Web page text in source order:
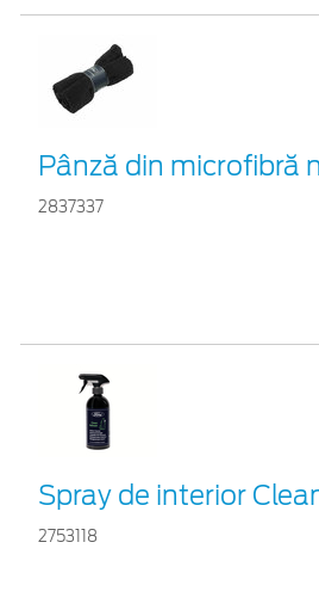
Pânză din microfibră
2837337
Spray de interior
2753118